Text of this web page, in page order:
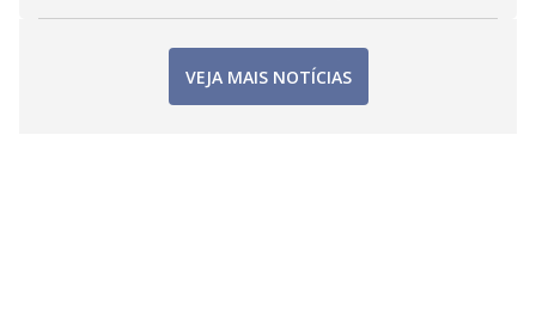
VEJA MAIS NOTÍCIAS